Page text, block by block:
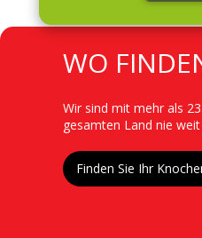
TITRE
WO
Contenu
Wir sind mit mehr als
gesamten Land nie
Finden Sie Ihr